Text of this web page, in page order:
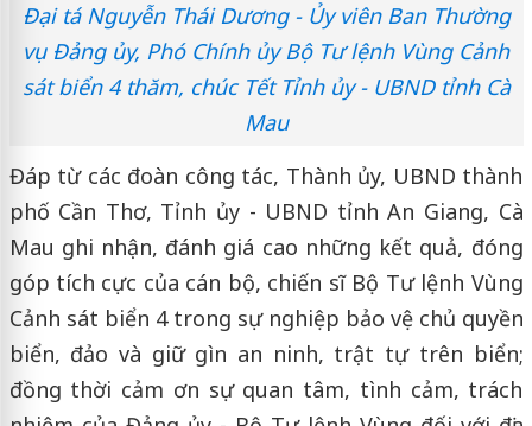
Đại tá Nguyễn Thái Dương - Ủy viên Ban Thường
vụ Đảng ủy, Phó Chính ủy Bộ Tư lệnh Vùng Cảnh
sát biển 4 thăm, chúc Tết Tỉnh ủy - UBND tỉnh Cà
Mau
Đáp từ các đoàn công tác, Thành ủy, UBND thành
phố Cần Thơ, Tỉnh ủy - UBND tỉnh An Giang, Cà
Mau ghi nhận, đánh giá cao những kết quả, đóng
góp tích cực của cán bộ, chiến sĩ Bộ Tư lệnh Vùng
Cảnh sát biển 4 trong sự nghiệp bảo vệ chủ quyền
biển, đảo và giữ gìn an ninh, trật tự trên biển;
đồng thời cảm ơn sự quan tâm, tình cảm, trách